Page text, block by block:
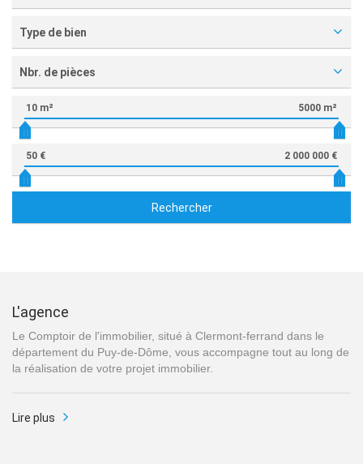
Type de bien
Nbr. de pièces
10 m² 5000 m²
50 € 2 000 000 €
Rechercher
L'agence
Le Comptoir de l'immobilier, situé à Clermont-ferrand dans le
département du Puy-de-Dôme, vous accompagne tout au long de
la réalisation de votre projet immobilier.
Lire plus